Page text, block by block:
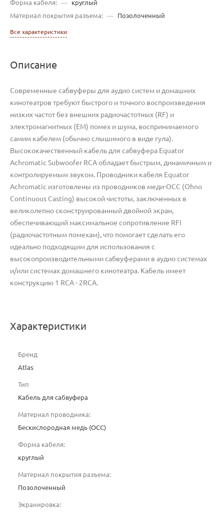
Форма кабеля: —
круглый
Материал покрытия разъема: — Позолоченный
Все характеристики
Описание
Современные сабвуферы для аудио систем и домашних
кинотеатров требуют быстрого и точного воспроизведения
низких частот без внешних радиочастотных (RF) и
электромагнитных (EM) помех и шума, воспринимаемого
самим кабелем (обычно слышимого в виде гула).
Высококачественный кабель для сабвуфера Equator
Achromatic Subwoofer RCA обладает быстрым, динамичным и
контролируемым звуком. Проводники кабеля Equator
Achromatic изготовлены из проводников меди-OCC (Ohno
Continuous Casting) высокой чистоты, заключенных в
великолепно сконструированный двойной экран,
обеспечивающий максимальное сопротивление RFI
(радиочастотным помехам), что помогает сделать его
идеально подходящим для использования с
высокопроизводительными сабвуферами в аудио системах
и/или системах домашнего кинотеатра. Кабель имеет
конструкцию 1 RCA - 2RCA.
Характеристики
Бренд
Atlas
Тип
Кабель для сабвуфера
Материал проводника:
Беcкислородная медь (OCC)
Форма кабеля:
круглый
Материал покрытия разъема:
Позолоченный
Экранировка: